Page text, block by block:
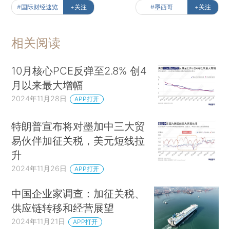
#国际财经速览 +关注 #墨西哥 +关注
相关阅读
10月核心PCE反弹至2.8% 创4
月以来最大增幅
2024年11月28日 APP打开
特朗普宣布将对墨加中三大贸
易伙伴加征关税，美元短线拉
升
2024年11月26日 APP打开
中国企业家调查：加征关税、
供应链转移和经营展望
2024年11月21日 APP打开